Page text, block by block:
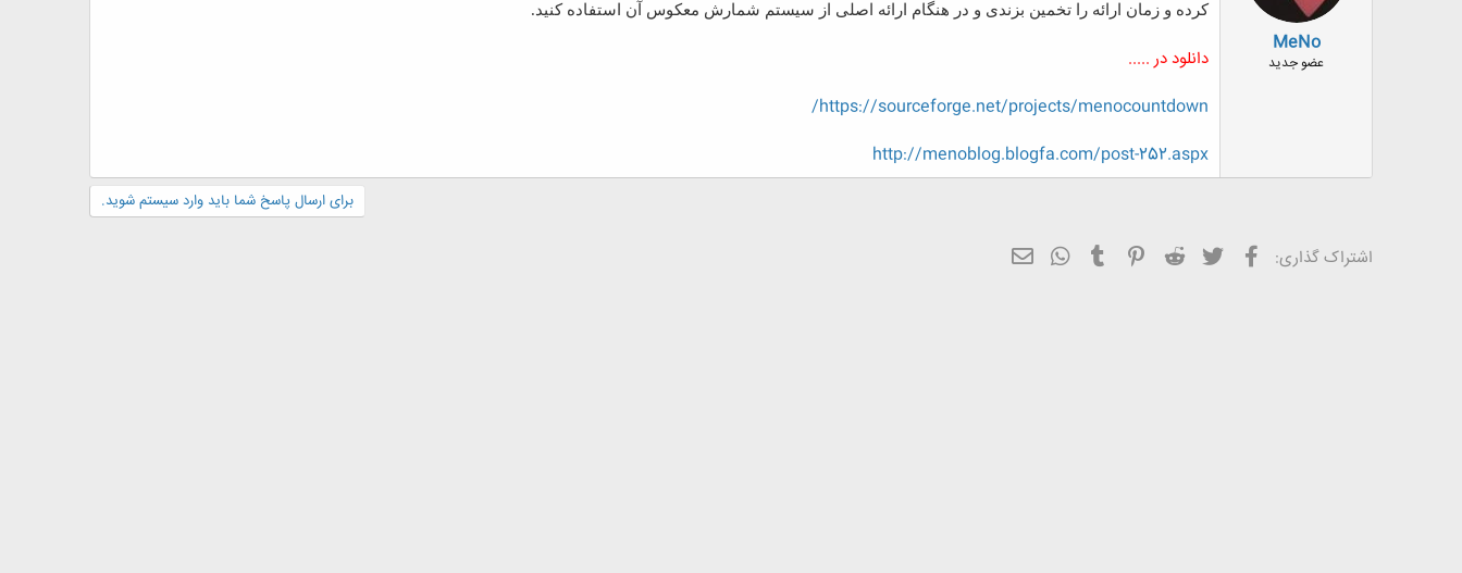
و
ع
MeNo
عضو جدید
کرده و زمان ارائه را تخمین بزندی و در هنگام ارائه اصلی از سیستم شمارش معکوس آن استفاده کنید.
دانلود در .....
https://sourceforge.net/projects/menocountdown/
http://menoblog.blogfa.com/post-252.aspx
برای ارسال پاسخ شما باید وارد سیستم شوید.
اشتراک گذاری: فیسبوکتویتر Reddit
Pinterest
Tumblr
WhatsApp